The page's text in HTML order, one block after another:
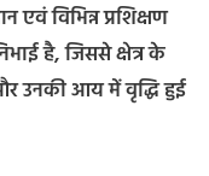
एवं विभिन्न प्रशिक्षण
है, जिससे क्षेत्र के
उनकी आय में वृद्धि हुई